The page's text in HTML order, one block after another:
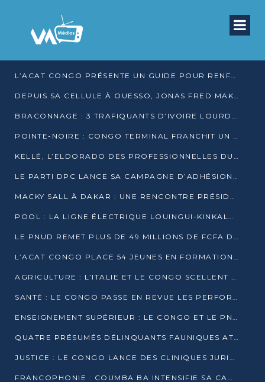
L’ACAT CONGO PRÉSENTE UN GUIDE POUR RENFORCER LES GARANTIES JUDICIAIRES EN GARDE À VUE
DEPUIS SA CELLULE À OUESSO, JONAS FRED MAKITA DÉNONCE CE QU’IL QUALIFIE DE DÉNI DE JUSTICE
BRACONNAGE : 3 TRAFIQUANTS D’IVOIRE LOURDEMENT CONDAMNÉS À DJAMBALA
POINTE-NOIRE : CONGO TERMINAL FRANCHIT UN CAP HISTORIQUE AVEC 99 MOUVEMENTS/HEURE
KELLÉ, L’ELDORADO DES PROFESSIONNELLES DU SEXE
LE PARTI DPC LANCE SA CAMPAGNE D’ADHÉSIONS ET VEUT STRUCTURER SA PRÉSENCE DANS LES 15 DÉPARTEMENTS
MACKY SALL À DAKAR : UNE RENCONTRE PRÉSIDENTIELLE QUI DIVISE L’OPINION SÉNÉGALAISE
POOL : LA LIGNE ÉLECTRIQUE LOUINGUI-KINKALA-BOKO MISE EN SERVICE
LE PNUD REMET PLUS DE 49 MILLIONS DE FCFA D’ÉQUIPEMENTS POUR ACCÉLÉRER LA NUMÉRISATION DU SYSTÈME DE SANTÉ
L’ACAT CONGO PLACE 54 JEUNES EN FORMATION PROFESSIONNELLE
AGRICULTURE : L’ITALIE ET LE CONGO SCELLENT UN PARTENARIAT POUR UNE PRODUCTION LOCALE DURABLE
SANTÉ : LE CONGO PASSE EN REVUE LES PERFORMANCES DE SES HÔPITAUX À MI-PARCOURS
ENSEIGNEMENT SUPÉRIEUR : LE CONGO ET LE PNUD VEULENT RAPPROCHER LA FORMATION UNIVERSITAIRE DES BESOINS DU MARCHÉ DE L’EMPLOI
QUATRE PRÉSUMÉS DÉLINQUANTS FAUNIQUES ATTENDUS DEVANT LA JUSTICE POUR TRAFIC D’IVOIRE
JUSTICE : LE CONGO LANCE DES CLINIQUES JURIDIQUES POUR RAPPROCHER LE DROIT DES CITOYENS
FRANCOPHONIE : COUMBA BA INTENSIFIE SA CAMPAGNE POUR LA SUCCESSION À LA TÊTE DE L’OIF